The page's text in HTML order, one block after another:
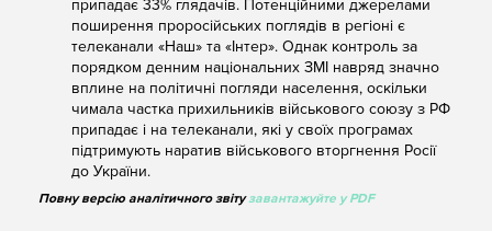
припадає 33% глядачів. Потенційними джерелами
поширення проросійських поглядів в регіоні є
телеканали «Наш» та «Інтер». Однак контроль за
порядком денним національних ЗМІ навряд значно
вплине на політичні погляди населення, оскільки
чимала частка прихильників військового союзу з РФ
припадає і на телеканали, які у своїх програмах
підтримують наратив військового вторгнення Росії
до України.
Повну версію аналітичного звітузавантажуйте у PDF